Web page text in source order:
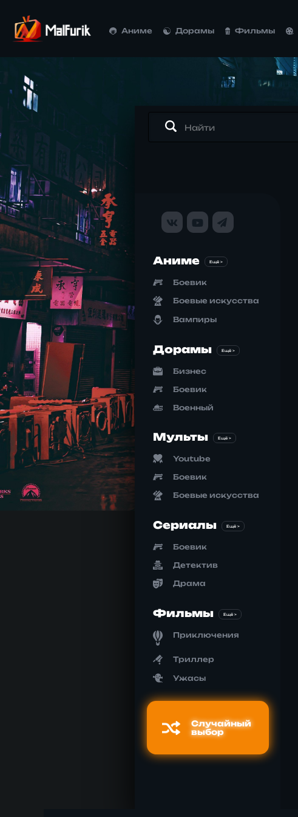
Аниме Дорамы Фильмы
Аниме Ещё >
Боевик
Боевые искусства
Вампиры
Дорамы Ещё >
Бизнес
Боевик
Военный
Мульты Ещё >
Youtube
Боевик
Боевые искусства
Сериалы Ещё >
Боевик
Детектив
Драма
Фильмы Ещё >
Приключения
Триллер
Ужасы
Случайный
выбор